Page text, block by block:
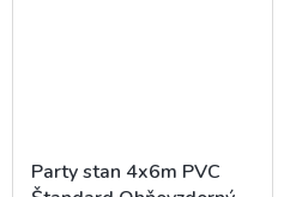
Party stan 4x6m PVC